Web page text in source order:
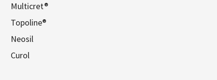
Multicret®
Topoline®
Neosil
Curol